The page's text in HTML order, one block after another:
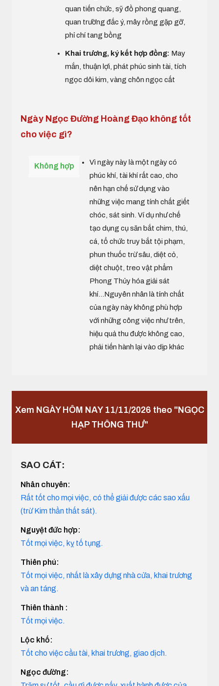
quan tiến chức, sỹ đồ phong quang,
quan trường đắc ý, mây rồng gặp gỡ,
phỉ chí tang bồng
Khai trương, ký kết hợp đồng: May
mắn, thuận lợi, phát phúc sinh tài, tích
ngọc dôi kim, vàng chôn ngọc cất
Ngày Ngọc Đường Hoàng Đạo không tốt
cho việc gì?
Không hợp
Vì ngày này là một ngày có
phúc khí, tài khí rất cao, cho
nên hạn chế sử dụng vào
những việc mang tính chất giết
chóc, sát sinh. Ví dụ như chế
tạo dụng cụ săn bắt chim, thú,
cá, tổ chức truy bắt tội phạm,
phun thuốc trừ sâu, diệt cỏ,
diệt chuột, treo vật phẩm
Phong Thủy hóa giải sát
khí...Nguyên nhân là tính chất
của ngày này không phù hợp
với những công việc như trên,
hiệu quả thu được không cao,
phải tiến hành lại vào dịp khác
Xem NGÀY HÔM NAY 11/11/2026 theo "NGỌC
HẠP THÔNG THƯ"
SAO CÁT:
Nhân chuyên:
Rất tốt cho mọi việc, có thể giải được các sao xấu
(trừ Kim thần thất sát).
Nguyệt đức hợp:
Tốt mọi việc, kỵ tố tụng.
Thiên phú:
Tốt mọi việc, nhất là xây dựng nhà cửa, khai trương
và an táng.
Thiên thành :
Tốt mọi việc.
Lộc khố:
Tốt cho việc cầu tài, khai trương, giao dịch.
Ngọc đường: